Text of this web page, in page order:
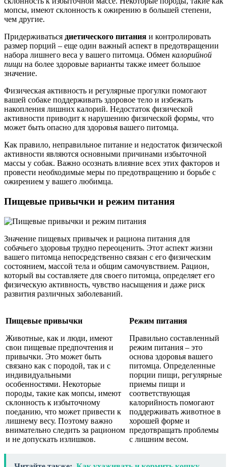
мопсы, имеют склонность к ожирению в большей степени,
чем другие.
Придерживаться диетического питания и контролировать
размер порций – еще один важный аспект в предотвращении
набора лишнего веса у вашего питомца. Обмен калорийной
пищи на более здоровые варианты также имеет большое
значение.
Физическая активность и регулярные прогулки помогают
вашей собаке поддерживать здоровое тело и избежать
накопления лишних калорий. Недостаток физической
активности приводит к нарушению физической формы, что
может быть опасно для здоровья вашего питомца.
Как правило, неправильное питание и недостаток физической
активности являются основными причинами избыточной
массы у собак. Важно осознать влияние всех этих факторов и
провести необходимые меры по предотвращению и борьбе с
ожирением у вашего любимца.
Пищевые привычки и режим питания
Значение пищевых привычек и рациона питания для
собачьего здоровья трудно переоценить. Этот аспект жизни
вашего питомца непосредственно связан с его физическим
состоянием, массой тела и общим самочувствием. Рацион,
который вы составляете для своего питомца, определяет его
физическую активность, чувство насыщения и даже риск
развития различных заболеваний.
Пищевые привычки
Животные, как и люди, имеют
свои пищевые предпочтения и
привычки. Это может быть
связано как с породой, так и с
индивидуальными
особенностями. Некоторые
породы, такие как мопсы, имеют
склонность к избыточному
поеданию, что может привести к
лишнему весу. Поэтому важно
внимательно следить за рационом
и не допускать излишков.
Режим питания
Правильно составленный
режим питания – это
основа здоровья вашего
питомца. Определенные
порции пищи, регулярные
приемы пищи и
соответствующая
калорийность помогают
поддерживать животное в
хорошей форме и
предотвращать проблемы
с лишним весом.